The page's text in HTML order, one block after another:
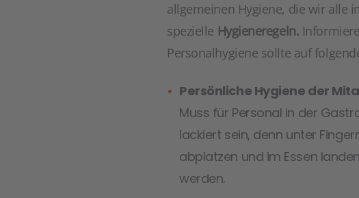
allgemeinen Hygiene, die wir alle
spezielle Hygieneregeln.
Personalhygiene sollte auf
Persönliche Hygiene der
Muss für Personal in der
lackiert sein, denn unter
abplatzen und im Essen
werden.